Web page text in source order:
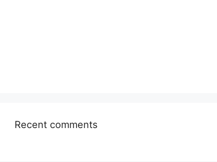
Recent comments